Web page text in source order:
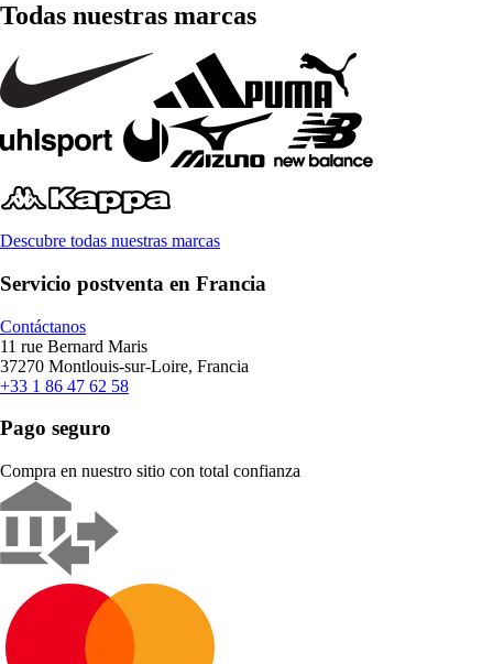
Todas nuestras marcas
Descubre todas nuestras marcas
Servicio postventa en Francia
Contáctanos
11 rue Bernard Maris
37270 Montlouis-sur-Loire, Francia
+33 1 86 47 62 58
Pago seguro
Compra en nuestro sitio con total confianza